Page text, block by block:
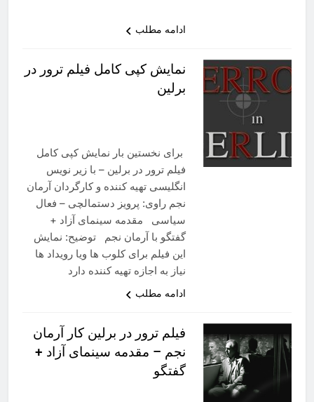
ادامه مطلب
نمایش کپی کامل فیلم ترور در
برلین
برای نخستین بار نمایش کپی کامل
فیلم ترور در برلین – با زیر نویس
انگلیسی تهیه کننده و کارگردان آرمان
نجم راوی: پرویز دستمالچی – فعال
سیاسی مقدمه سینمای آزاد +
گفتگو با آرمان نجم توضیح: نمایش
این فیلم برای کلوب ها ویا رویداد ها
نیاز به اجازه تهیه کننده دارد
ادامه مطلب
فیلم ترور در برلین کار آرمان
نجم – مقدمه سینمای آزاد +
گفتگو